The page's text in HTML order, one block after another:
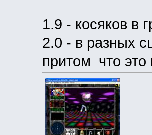
1.9 - косяков в
2.0 - в разных
притом что это